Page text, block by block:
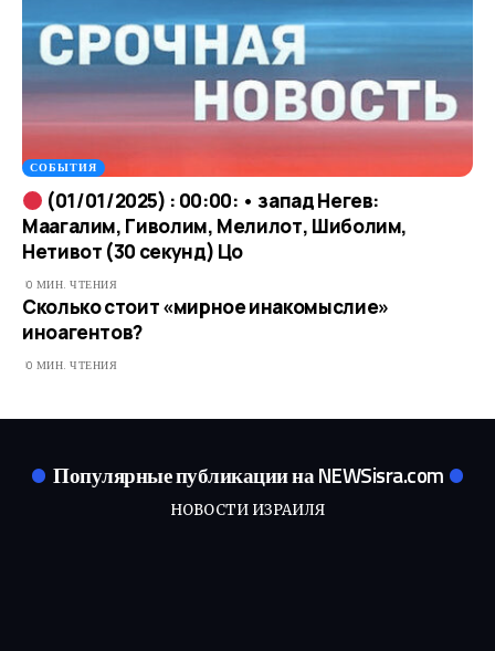
СОБЫТИЯ
(01/01/2025) : 00:00: • запад Негев:
Маагалим, Гиволим, Мелилот, Шиболим,
Нетивот (30 секунд) Цо
0 МИН. ЧТЕНИЯ
Сколько стоит «мирное инакомыслие»
иноагентов?
0 МИН. ЧТЕНИЯ
Популярные публикации на NEWSisra.com
НОВОСТИ ИЗРАИЛЯ